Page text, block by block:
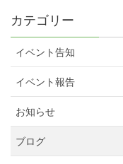
カテゴリー
イベント告知
イベント報告
お知らせ
ブログ